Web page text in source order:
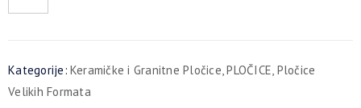
Kategorije: Keramičke i Granitne Pločice ,PLOČICE Pločice
Velikih Formata